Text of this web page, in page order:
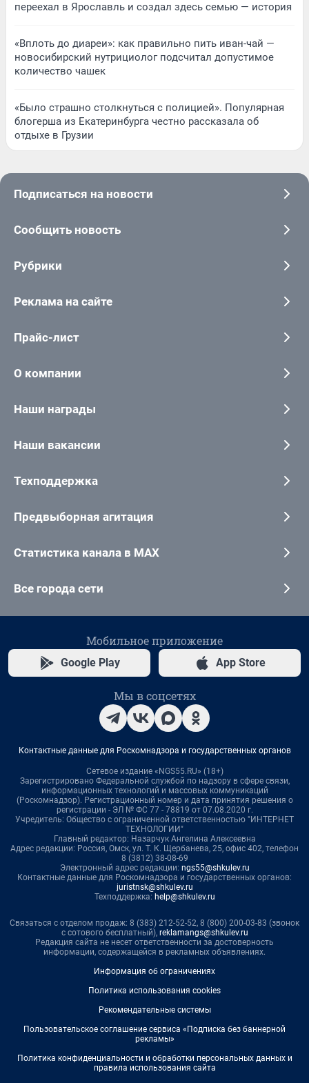
переехал в Ярославль и создал здесь семью — история
«Вплоть до диареи»: как правильно пить иван-чай —
новосибирский нутрициолог подсчитал допустимое
количество чашек
«Было страшно столкнуться с полицией». Популярная
блогерша из Екатеринбурга честно рассказала об
отдыхе в Грузии
Подписаться на новости
Сообщить новость
Рубрики
Реклама на сайте
Прайс-лист
О компании
Наши награды
Наши вакансии
Техподдержка
Предвыборная агитация
Статистика канала в MAX
Все города сети
Мобильное приложение
Google Play App Store
Мы в соцсетях
Контактные данные для Роскомнадзора и государственных органов
Сетевое издание «NGS55.RU» (18+)
Зарегистрировано Федеральной службой по надзору в сфере связи,
информационных технологий и массовых коммуникаций
(Роскомнадзор). Регистрационный номер и дата принятия решения о
регистрации - ЭЛ № ФС 77 - 78819 от 07.08.2020 г.
Учредитель: Общество с ограниченной ответственностью "ИНТЕРНЕТ
ТЕХНОЛОГИИ"
Главный редактор: Назарчук Ангелина Алексеевна
Адрес редакции: Россия, Омск, ул. Т. К. Щербанева, 25, офис 402, телефон
8 (3812) 38-08-69
Электронный адрес редакции: ngs55@shkulev.ru
Контактные данные для Роскомнадзора и государственных органов:
juristnsk@shkulev.ru
Техподдержка: help@shkulev.ru
Связаться с отделом продаж: 8 (383) 212-52-52, 8 (800) 200-03-83 (звонок
с сотового бесплатный), reklamangs@shkulev.ru
Редакция сайта не несет ответственности за достоверность
информации, содержащейся в рекламных объявлениях.
Информация об ограничениях
Политика использования cookies
Рекомендательные системы
Пользовательское соглашение сервиса «Подписка без баннерной
рекламы»
Политика конфиденциальности и обработки персональных данных и
правила использования сайта